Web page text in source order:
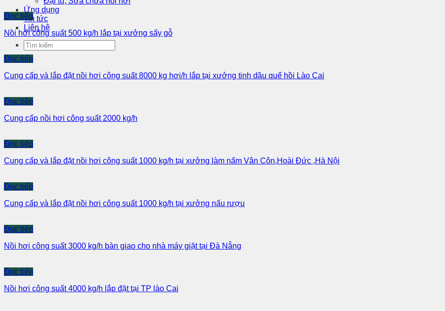
Ứng dụng
Tin tức
Liên hệ
Đọc tiếp
Nồi hơi công suất 500 kg/h lắp tại xưởng sấy gỗ
Đọc tiếp
Cung cấp và lắp đặt nồi hơi công suất 8000 kg hơi/h lắp tại xưởng tinh dầu quế hồi Lào Cai
Đọc tiếp
Cung cấp nồi hơi công suất 2000 kg/h
Đọc tiếp
Cung cấp và lắp đặt nồi hơi công suất 1000 kg/h tại xưởng làm nấm Vân Côn,Hoài Đức ,Hà Nội
Đọc tiếp
Cung cấp và lắp đặt nồi hơi công suất 1000 kg/h tại xưởng nấu rượu
Đọc tiếp
Nồi hơi công suất 3000 kg/h bàn giao cho nhà máy giặt tại Đà Nẵng
Đọc tiếp
Nồi hơi công suất 4000 kg/h lắp đặt tại TP lào Cai